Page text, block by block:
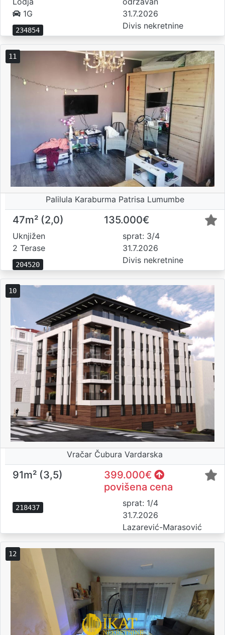
1G
234854
31.7.2026
Divis nekretnine
11
Palilula Karaburma Patrisa Lumumbe
47m² (2,0) 135.000€
Uknjižen
2 Terase
204520
sprat: 3/4
31.7.2026
Divis nekretnine
10
Vračar Čubura Vardarska
91m² (3,5)
399.000€
povišena cena
218437
sprat: 1/4
31.7.2026
Lazarević-Marasović
12